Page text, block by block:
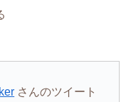
さんのツイート